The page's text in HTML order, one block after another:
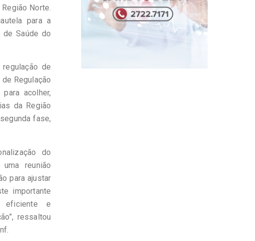
Norte.
para a
Saúde do
de
Regulação
acolher,
da Região
fase,
do
reunião
para ajustar
importante
eficiente e
ressaltou